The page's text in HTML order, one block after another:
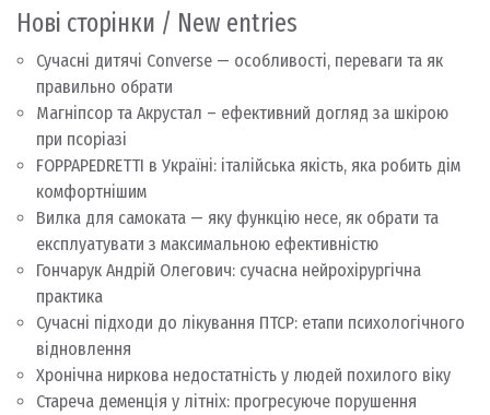
Нові сторінки / New entries
Сучасні дитячі Converse — особливості, переваги та як
правильно обрати
Магніпсор та Акрустал – ефективний догляд за шкірою
при псоріазі
FOPPAPEDRETTI в Україні: італійська якість, яка робить дім
комфортнішим
Вилка для самоката — яку функцію несе, як обрати та
експлуатувати з максимальною ефективністю
Гончарук Андрій Олегович: сучасна нейрохірургічна
практика
Сучасні підходи до лікування ПТСР: етапи психологічного
відновлення
Хронічна ниркова недостатність у людей похилого віку
Стареча деменція у літніх: прогресуюче порушення